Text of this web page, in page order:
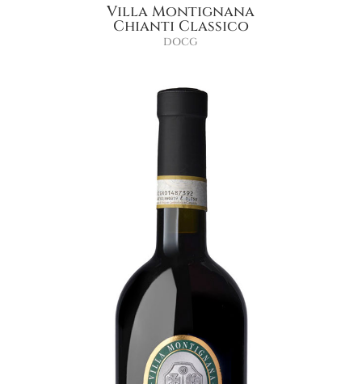
Villa Montignana
Chianti Classico
DOCG